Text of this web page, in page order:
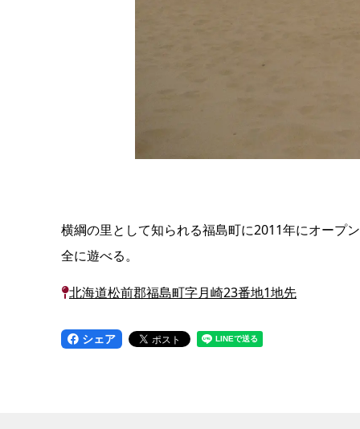
横綱の里として知られる福島町に2011年にオープ
全に遊べる。
北海道松前郡福島町字月崎23番地1地先
シェア